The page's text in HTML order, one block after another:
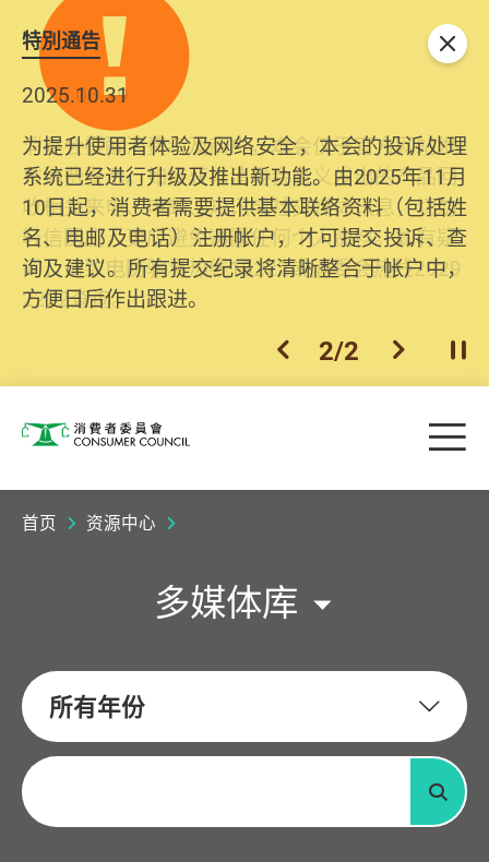
特別通告
2026.06.29
消委会提醒消费者及商户，本会仅于官方网站发
布消费警示。如接获以消委会名义发出的产品回
收相关来电、电邮、短讯或社交媒体讯息，切勿
轻信回应，更应避免透露任何个人资料。如有疑
问，请致电防骗易热线18222或消委会热线2929
2222查询。
2025.10.31
为提升使用者体验及网络安全，本会的投诉处理
系统已经进行升级及推出新功能。由2025年11月
10日起，消费者需要提供基本联络资料（包括姓
名、电邮及电话）注册帐户，才可提交投诉、查
询及建议。所有提交纪录将清晰整合于帐户中，
方便日后作出跟进。
上一个
2/2 下一个开
关闭
消费者委员会 目
首页 资源中心
多媒体库
所有年份
关键字
搜寻